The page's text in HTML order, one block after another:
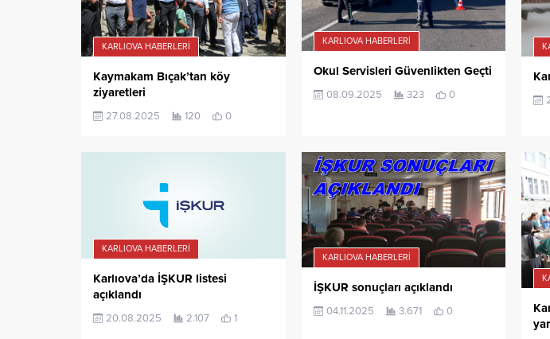
KARLIOVA HABERLERI
Kaymakam Bıçak’tan köy
ziyaretleri
27.08.2025 120 0
KARLIOVA HABERLERI
Okul Servisleri Güvenlikten Geçti
08.09.2025 323 0
KARLIOVA HABERLERI
Karlıova’da İŞKUR listesi
açıklandı
20.08.2025 2.107 1
KARLIOVA HABERLERI
İŞKUR sonuçları açıklandı
04.11.2025 3.671 0